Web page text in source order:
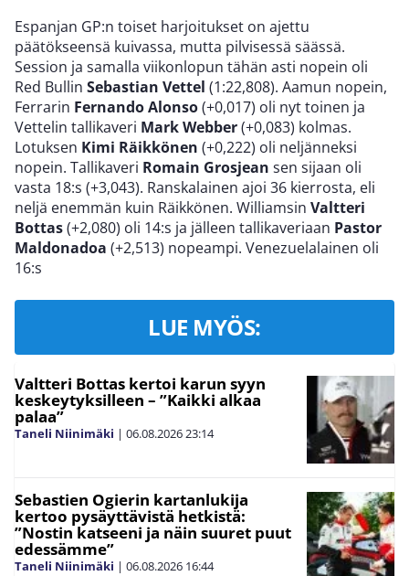
Espanjan GP:n toiset harjoitukset on ajettu
päätökseensä kuivassa, mutta pilvisessä säässä.
Session ja samalla viikonlopun tähän asti nopein oli
Red Bullin Sebastian Vettel (1:22,808). Aamun nopein,
Ferrarin Fernando Alonso(+0,017) oli nyt toinen ja
Vettelin tallikaveri Mark Webber(+0,083) kolmas.
Lotuksen Kimi Räikkönen (+0,222) oli neljänneksi
nopein. Tallikaveri Romain Grosjean sen sijaan oli
vasta 18:s (+3,043). Ranskalainen ajoi 36 kierrosta, eli
neljä enemmän kuin Räikkönen. Williamsin Valtteri
Bottas(+2,080) oli 14:s ja jälleen tallikaveriaan Pastor
Maldonadoa (+2,513) nopeampi. Venezuelalainen oli
16:s
LUE MYÖS:
Valtteri Bottas kertoi karun syyn
keskeytyksilleen – ”Kaikki alkaa
palaa”
Taneli Niinimäki | 06.08.202623:14
Sebastien Ogierin kartanlukija
kertoo pysäyttävistä hetkistä:
”Nostin katseeni ja näin suuret puut
edessämme”
Taneli Niinimäki | 06.08.2026 16:44